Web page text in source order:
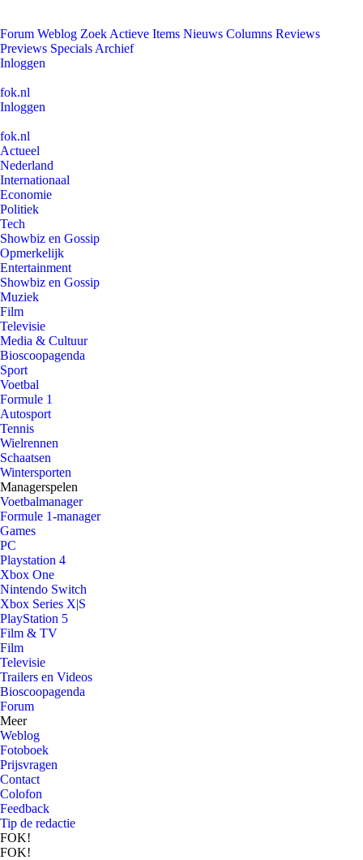
Forum Weblog Zoek Actieve Items Nieuws Columns Reviews
Previews Specials Archief
Inloggen
fok.nl
Inloggen
fok.nl
Actueel
Nederland
Internationaal
Economie
Politiek
Tech
Showbiz en Gossip
Opmerkelijk
Entertainment
Showbiz en Gossip
Muziek
Film
Televisie
Media & Cultuur
Bioscoopagenda
Sport
Voetbal
Formule 1
Autosport
Tennis
Wielrennen
Schaatsen
Wintersporten
Managerspelen
Voetbalmanager
Formule 1-manager
Games
PC
Playstation 4
Xbox One
Nintendo Switch
Xbox Series X|S
PlayStation 5
Film & TV
Film
Televisie
Trailers en Videos
Bioscoopagenda
Forum
Meer
Weblog
Fotoboek
Prijsvragen
Contact
Colofon
Feedback
Tip de redactie
FOK!
FOK!